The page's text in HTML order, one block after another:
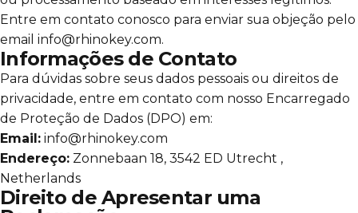
Entre em contato conosco para enviar sua objeção pelo
email info@rhinokey.com.
Informações de Contato
Para dúvidas sobre seus dados pessoais ou direitos de
privacidade, entre em contato com nosso Encarregado
de Proteção de Dados (DPO) em:
Email: info@rhinokey.com
Endereço: Zonnebaan 18, 3542 ED Utrecht ,
Netherlands
Direito de Apresentar uma